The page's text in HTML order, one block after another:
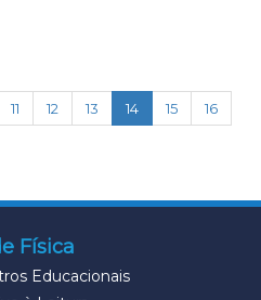
11 12 13 14(current)
15
16
Física
Educacionais